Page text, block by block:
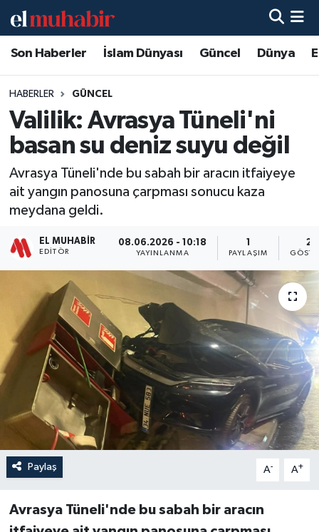
Son Haberler İslam Dünyası Güncel Dünya
HABERLER GÜNCEL
Valilik: Avrasya Tüneli'ni
basan su deniz suyu değil
Avrasya Tüneli'nde bu sabah bir aracın itfaiyeye
ait yangın panosuna çarpması sonucu kaza
meydana geldi.
EL MUHABIR
EDITÖR
08.06.2026 - 10:18
YAYINLANMA PAYLAŞIM
21
Paylaş A- A+
Avrasya Tüneli'nde bu sabah bir aracın
Hava Durumu
Trafik Durumu
Süper Lig Puan Durumu ve Fikstür
Son Dakika Haberleri
Haber Arşivi